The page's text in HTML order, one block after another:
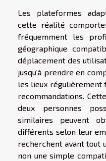
Les plateformes
cette réalité
fréquemment les
géographique
déplacement des
jusqu'à prendre en
les lieux régulièrement
recommandations.
deux personnes
similaires peuvent
différents selon leur
recherchent avant tout
non une simple